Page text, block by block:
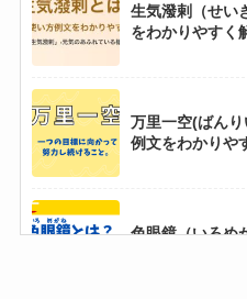
生気潑剌（せい
をわかりやすく
万里一空(ばん
例文をわかりや
色眼鏡（いろめ